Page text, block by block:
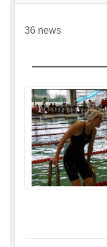
36 news